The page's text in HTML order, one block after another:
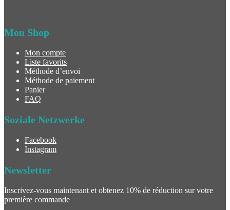
Mon Shop
Mon compte
Liste favorits
Méthode d’envoi
Méthode de paiement
Panier
FAQ
Soziale Netzwerke
Facebook
Instagram
Newsletter
Inscrivez-vous maintenant et obtenez 10% de réduction sur votre
première commande